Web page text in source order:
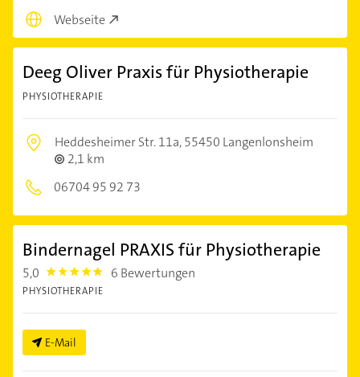
Webseite
Deeg Oliver Praxis für Physiotherapie
PHYSIOTHERAPIE
Heddesheimer Str. 11a,55450 Langenlonsheim
2,1 km
06704 95 92 73
Bindernagel PRAXIS für Physiotherapie
5,0 5.0 6 Bewertungen
PHYSIOTHERAPIE
E-Mail